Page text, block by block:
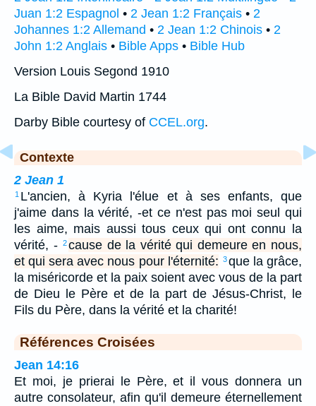
Juan 1:2 Espagnol • 2 Jean 1:2 Français • 2
Johannes 1:2 Allemand • 2 Jean 1:2 Chinois • 2
John 1:2 Anglais • Bible Apps • Bible Hub
Version Louis Segond 1910
La Bible David Martin 1744
Darby Bible courtesy of CCEL.org.
Contexte
2 Jean 1
1 L'ancien, à Kyria l'élue et à ses enfants, que
j'aime dans la vérité, -et ce n'est pas moi seul qui
les aime, mais aussi tous ceux qui ont connu la
vérité, - 2cause de la vérité qui demeure en nous,
et qui sera avec nous pour l'éternité: 3que la grâce,
la miséricorde et la paix soient avec vous de la part
de Dieu le Père et de la part de Jésus-Christ, le
Fils du Père, dans la vérité et la charité!
Références Croisées
Jean 14:16
Et moi, je prierai le Père, et il vous donnera un
autre consolateur, afin qu'il demeure éternellement